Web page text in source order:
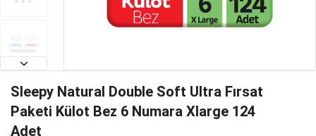
Sleepy Natural Double Soft Ultra Fırsat
Paketi Külot Bez 6 Numara Xlarge 124
Adet